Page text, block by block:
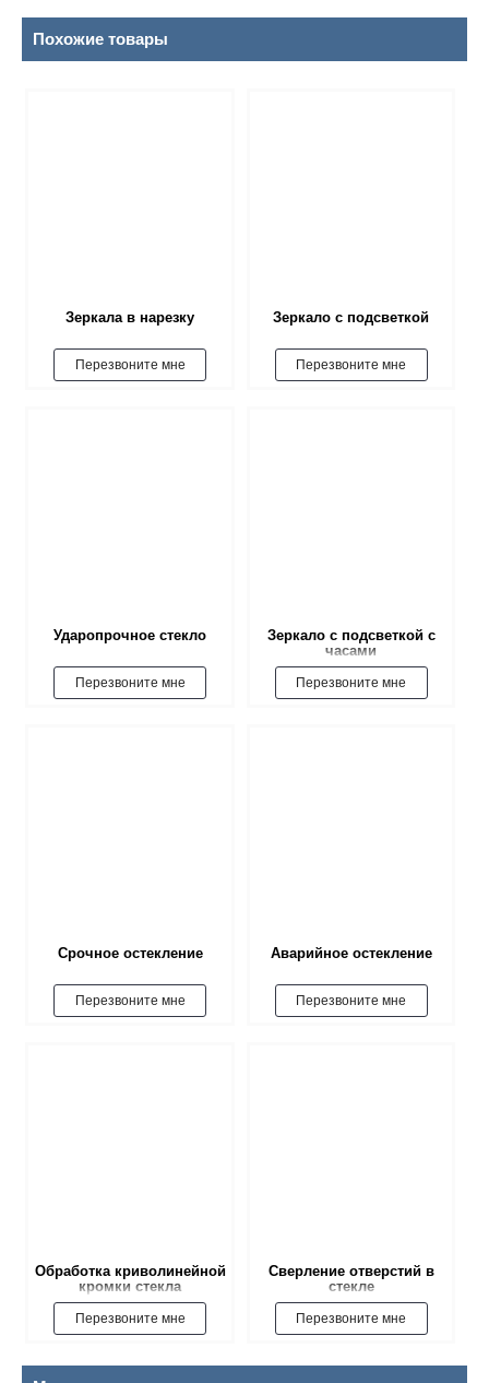
Похожие товары
Зеркала в нарезку
Перезвоните мне
Зеркало с подсветкой
Перезвоните мне
Ударопрочное стекло
Перезвоните мне
Зеркало с подсветкой с
часами
Перезвоните мне
Срочное остекление
Перезвоните мне
Аварийное остекление
Перезвоните мне
Обработка криволинейной
кромки стекла
Перезвоните мне
Сверление отверстий в
стекле
Перезвоните мне